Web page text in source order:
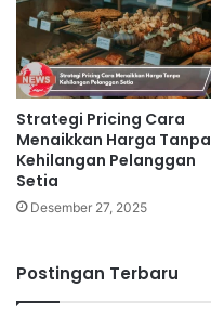
Strategi Pricing Cara
Menaikkan Harga Tanpa
Kehilangan Pelanggan
Setia
Desember 27, 2025
Postingan Terbaru